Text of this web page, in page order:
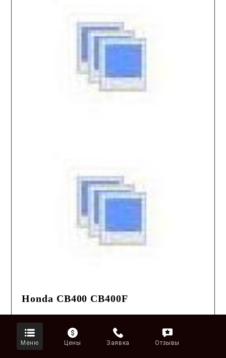
Honda CB400 CB400F
Год
2001
Пробег
* 1,516K
Оценка
Меню Цены Заявка Отзывы